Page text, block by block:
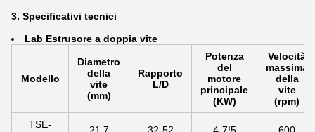
3. Specificativi tecnici
Lab Estrusore a doppia vite
Modello
Diametro
della
vite
(mm)
Rapporto
L/D
Potenza
del
motore
principale
(KW)
Velocità
massima
della
vite
(rpm)
TSE-